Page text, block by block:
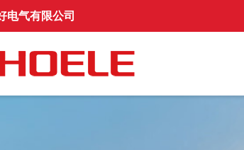
电气有限公司